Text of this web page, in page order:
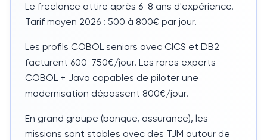
Le freelance attire après 6-8 ans d'expérience.
Tarif moyen 2026 : 500 à 800€ par jour.
Les profils COBOL seniors avec CICS et DB2
facturent 600-750€/jour. Les rares experts
COBOL + Java capables de piloter une
modernisation dépassent 800€/jour.
En grand groupe (banque, assurance), les
missions sont stables avec des TJM autour de